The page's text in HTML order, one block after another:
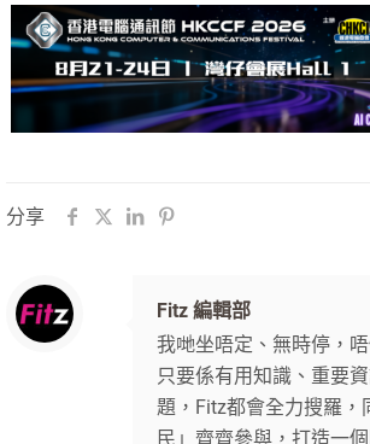
分享
Fitz 編輯部
我哋坐唔定、無時停，
只要係有用知識、重要
題，Fitz都會全力搜羅，
民」齊齊參與，打造一